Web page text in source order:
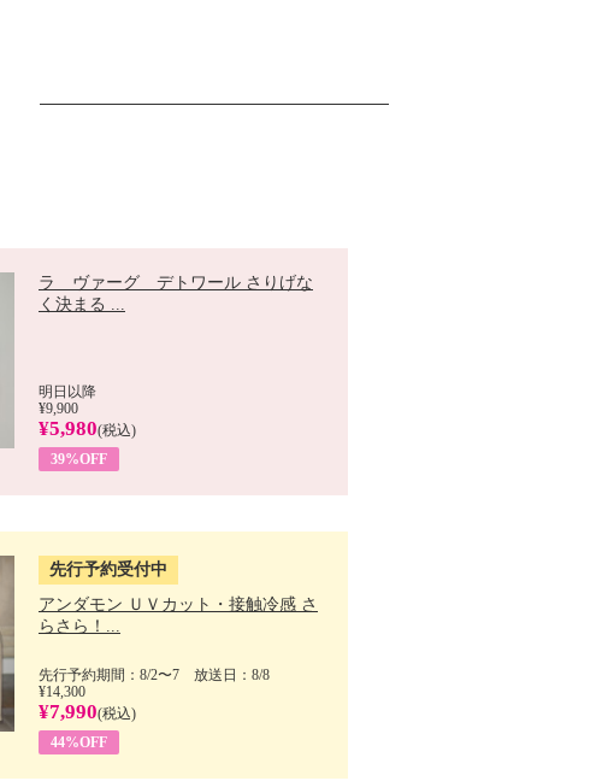
ラ ヴァーグ デトワール さりげな
く決まる ...
明日以降
¥9,900
¥5,980(税込)
39%OFF
先行予約受付中
アンダモン ＵＶカット・接触冷感 さ
らさら！...
先行予約期間：8/2〜7 放送日：8/8
¥14,300
¥7,990(税込)
44%OFF